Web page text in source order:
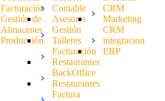
Facturación
Gestión de
Almacenes
Producción
Contable
Asesores
Gestión
Talleres
Facturación
Restaurantes
BackOffice
Restaurantes
Factura
CRM
Marketing
CRM
integracion
ERP